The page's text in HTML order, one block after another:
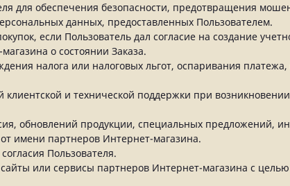
для обеспечения безопасности, предотвращения
данных, предоставленных Пользователем.
если Пользователь дал согласие на создание
о состоянии Заказа.
налога или налоговых льгот, оспаривания
и технической поддержки при
обновлений продукции, специальных предложений,
имени партнеров Интернет-магазина.
Пользователя.
или сервисы партнеров Интернет-магазина с